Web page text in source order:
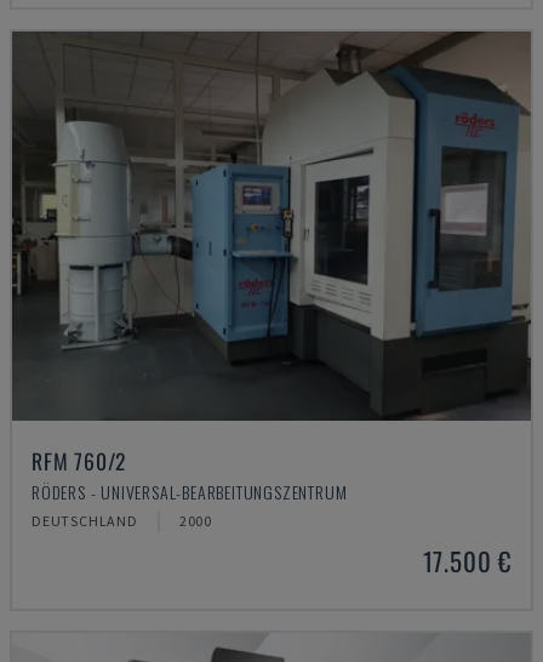
RFM 760/2
RÖDERS - UNIVERSAL-BEARBEITUNGSZENTRUM
DEUTSCHLAND 2000
17.500 €